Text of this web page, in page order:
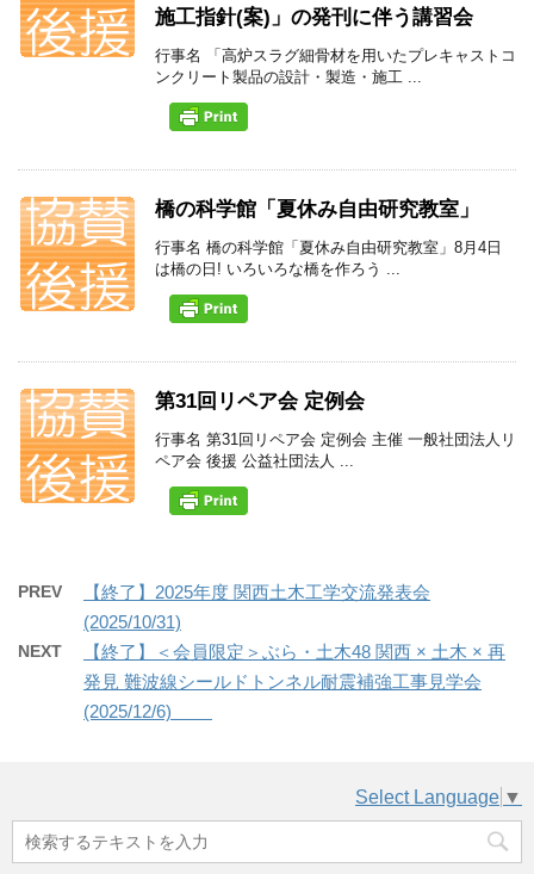
施工指針(案)」の発刊に伴う講習会
行事名 「高炉スラグ細骨材を用いたプレキャストコ
ンクリート製品の設計・製造・施工 ...
橋の科学館「夏休み自由研究教室」
行事名 橋の科学館「夏休み自由研究教室」8月4日
は橋の日! いろいろな橋を作ろう ...
第31回リペア会 定例会
行事名 第31回リペア会 定例会 主催 一般社団法人リ
ペア会 後援 公益社団法人 ...
PREV
【終了】2025年度 関西土木工学交流発表会
(2025/10/31)
NEXT
【終了】＜会員限定＞ぶら・土木48 関西 × 土木 × 再
発見 難波線シールドトンネル耐震補強工事見学会
(2025/12/6)
Select Language ▼